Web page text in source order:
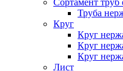
Сортамент труб
Труба
Круг
Круг
Круг
Круг
Лист